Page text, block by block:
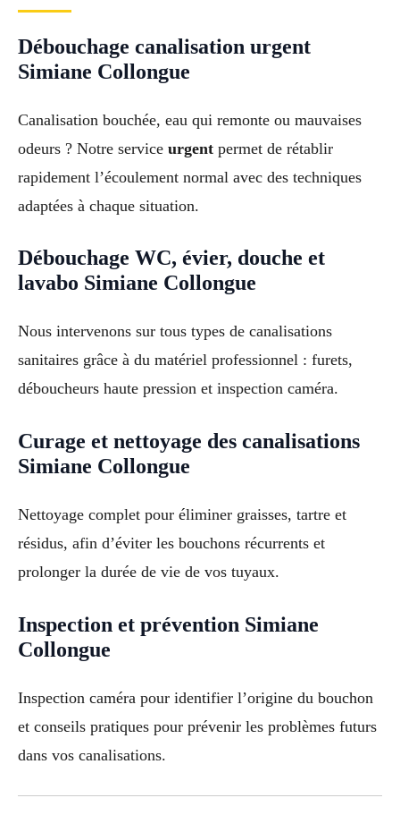
Débouchage canalisation urgent
Simiane Collongue
Canalisation bouchée, eau qui remonte ou mauvaises
odeurs ? Notre service urgent permet de rétablir
rapidement l’écoulement normal avec des techniques
adaptées à chaque situation.
Débouchage WC, évier, douche et
lavabo Simiane Collongue
Nous intervenons sur tous types de canalisations
sanitaires grâce à du matériel professionnel : furets,
déboucheurs haute pression et inspection caméra.
Curage et nettoyage des canalisations
Simiane Collongue
Nettoyage complet pour éliminer graisses, tartre et
résidus, afin d’éviter les bouchons récurrents et
prolonger la durée de vie de vos tuyaux.
Inspection et prévention Simiane
Collongue
Inspection caméra pour identifier l’origine du bouchon
et conseils pratiques pour prévenir les problèmes futurs
dans vos canalisations.